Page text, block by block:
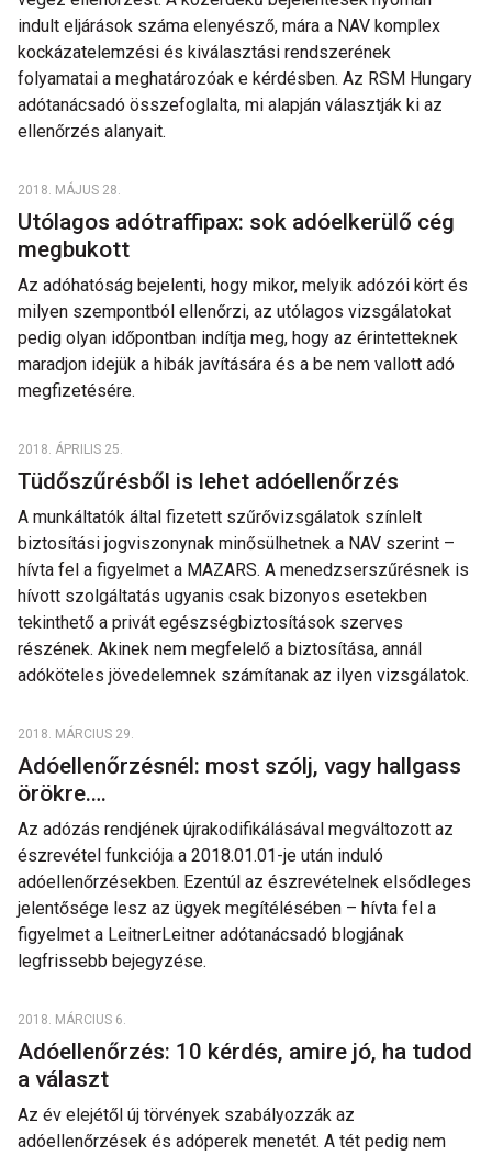
indult eljárások száma elenyésző, mára a NAV komplex
kockázatelemzési és kiválasztási rendszerének
folyamatai a meghatározóak e kérdésben. Az RSM Hungary
adótanácsadó összefoglalta, mi alapján választják ki az
ellenőrzés alanyait.
2018. MÁJUS 28.
Utólagos adótraffipax: sok adóelkerülő cég
megbukott
Az adóhatóság bejelenti, hogy mikor, melyik adózói kört és
milyen szempontból ellenőrzi, az utólagos vizsgálatokat
pedig olyan időpontban indítja meg, hogy az érintetteknek
maradjon idejük a hibák javítására és a be nem vallott adó
megfizetésére.
2018. ÁPRILIS 25.
Tüdőszűrésből is lehet adóellenőrzés
A munkáltatók által fizetett szűrővizsgálatok színlelt
biztosítási jogviszonynak minősülhetnek a NAV szerint –
hívta fel a figyelmet a MAZARS. A menedzserszűrésnek is
hívott szolgáltatás ugyanis csak bizonyos esetekben
tekinthető a privát egészségbiztosítások szerves
részének. Akinek nem megfelelő a biztosítása, annál
adóköteles jövedelemnek számítanak az ilyen vizsgálatok.
2018. MÁRCIUS 29.
Adóellenőrzésnél: most szólj, vagy hallgass
örökre….
Az adózás rendjének újrakodifikálásával megváltozott az
észrevétel funkciója a 2018.01.01-je után induló
adóellenőrzésekben. Ezentúl az észrevételnek elsődleges
jelentősége lesz az ügyek megítélésében – hívta fel a
figyelmet a LeitnerLeitner adótanácsadó blogjának
legfrissebb bejegyzése.
2018. MÁRCIUS 6.
Adóellenőrzés: 10 kérdés, amire jó, ha tudod
a választ
Az év elejétől új törvények szabályozzák az
adóellenőrzések és adóperek menetét. A tét pedig nem